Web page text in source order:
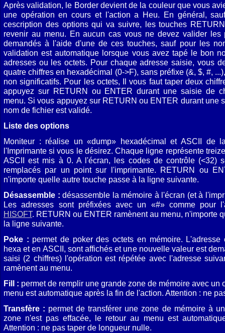
Après validation, le Border devient de la couleur que vous
une opération en cours et l'action a Heu. En général,
cescription des options qui va suivre, les touches
revenir au menu. En aucun cas vous ne devez valider les
demandés à l'aide d'une de ces touches, sauf pour les
validation est automatique lorsque vous avez tapé le bon
adresses ou les octets. Pour chaque adresse saisie, vous
quatre chiffres en hexadécimal (0->F), sans préfixe (&, $, #,
non significatifs. Pour les octets, Il vous faut taper deux
appuyez sur RETURN ou ENTER durant une saisie de
menu. Si vous appuyez sur RETURN ou ENTER durant une
nom de fichier est validé.
Liste des options
Moniteur : réalise un «dump» hexadécimal et ASCII de
l'Imprimante si vous le désirez. Chaque ligne représente
ASCII est mis à 0. A l'écran, les codes de contrôle (<32)
remplacés par un point sur l'imprimante. RETURN ou
n'importe quelle autre touche passe à la ligne suivante.
Désassemble :désassemble la mémoire à l'écran (et à
Les adresses sont préfixées avec un «#» comme pour
HISOFT. RETURN ou ENTER ramènent au menu, n'importe
la ligne suivante.
Poke : permet de poker des octets en mémoire. L'adresse
hexa et en ASCII, sont affichés et une nouvelle valeur est
saisi (2 chiffres) l'opération est répétée avec l'adresse
ramènent au menu.
Fill : permet de remplir une grande zone de mémoire avec un
menu est automatique après la fin de l'action. Attention : ne
Transfère : permet de transférer une zone de mémoire à
zone n'est pas effacée, le retour au menu est
Attention : ne pas taper de longueur nulle.